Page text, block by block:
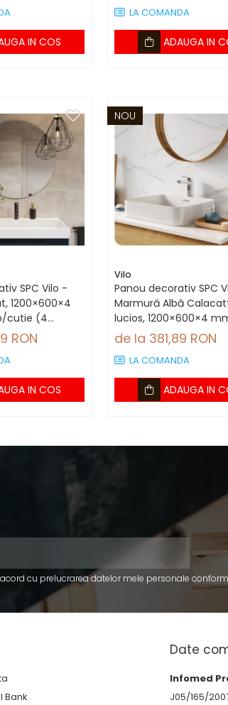
IN COS
LA COMANDA
ADAUGA IN
SPC Vilo -
1200×600×4
cutie (4
RON
IN COS
NOU
Vilo
Panou decorativ SPC
Marmură Albă
lucios, 1200×600×4
mp/cutie (4 panouri)
de la 381,89 RON
LA COMANDA
ADAUGA IN
cu prelucrarea datelor mele personale conform
Bank
Date
Infomed
J05/165/